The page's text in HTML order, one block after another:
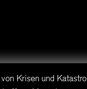
für Sozialwirtschaft I
I BIC: BFSWDE33XXX
Krisen und